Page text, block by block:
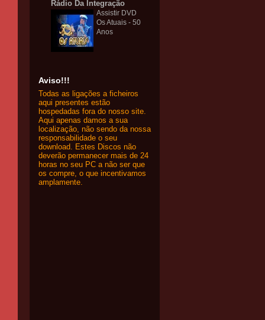
Rádio Da Integração
Assistir DVD
Os Atuais - 50
Anos
Aviso!!!
Todas as ligações a ficheiros
aqui presentes estão
hospedadas fora do nosso site.
Aqui apenas damos a sua
localização, não sendo da nossa
responsabilidade o seu
download. Estes Discos não
deverão permanecer mais de 24
horas no seu PC a não ser que
os compre, o que incentivamos
amplamente.